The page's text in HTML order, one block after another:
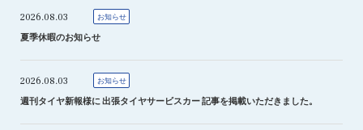
2026.08.03 お知らせ
夏季休暇のお知らせ
2026.08.03 お知らせ
週刊タイヤ新報様に 出張タイヤサービスカー 記事を掲載いただきました。